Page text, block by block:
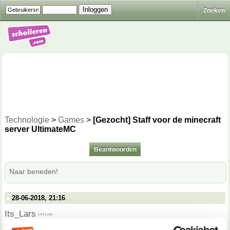
Zoeken
Technologie > Games > [Gezocht] Staff voor de minecraft
server UltimateMC
Beantwoorden
Naar beneden!
28-06-2018, 21:16
Its_Lars